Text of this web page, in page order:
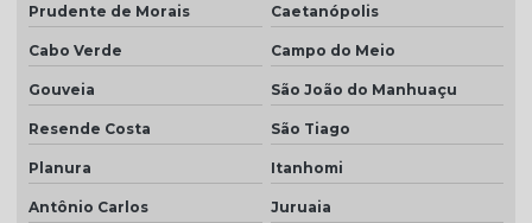
Prudente de Morais Caetanópolis
Cabo Verde Campo do Meio
Gouveia São João do Manhuaçu
Resende Costa São Tiago
Planura Itanhomi
Antônio Carlos Juruaia